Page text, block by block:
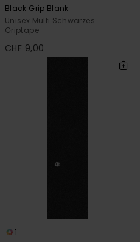
Black Grip Blank
Unisex Multi Schwarzes
Griptape
CHF 9,00
1